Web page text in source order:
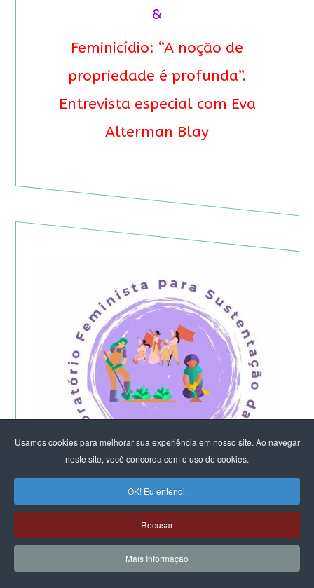
Usamos cookies para melhorar sua experiência em nosso site. Ao navegar
neste site, você concorda com o uso de cookies.
OK! Eu entendi.
Recusar
Mais Informação
&
Feminicídio: “A noção de
propriedade é profunda”.
Entrevista especial com Eva
Alterman Blay
Começa a etapa presencial do
Laboratório Feminista do DF e Entorno -
2026